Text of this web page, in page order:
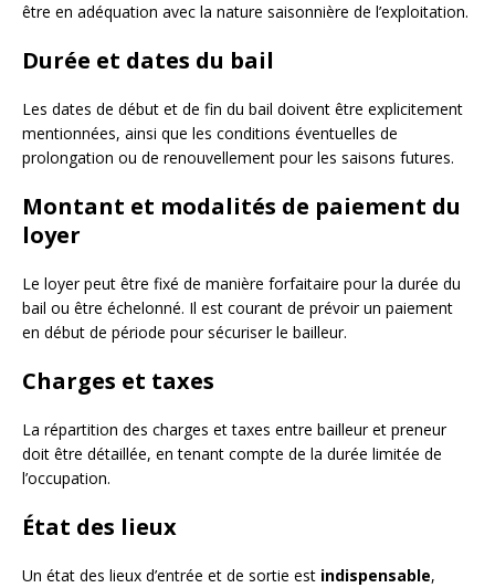
être en adéquation avec la nature saisonnière de l’exploitation.
Durée et dates du bail
Les dates de début et de fin du bail doivent être explicitement
mentionnées, ainsi que les conditions éventuelles de
prolongation ou de renouvellement pour les saisons futures.
Montant et modalités de paiement du
loyer
Le loyer peut être fixé de manière forfaitaire pour la durée du
bail ou être échelonné. Il est courant de prévoir un paiement
en début de période pour sécuriser le bailleur.
Charges et taxes
La répartition des charges et taxes entre bailleur et preneur
doit être détaillée, en tenant compte de la durée limitée de
l’occupation.
État des lieux
Un état des lieux d’entrée et de sortie est indispensable,